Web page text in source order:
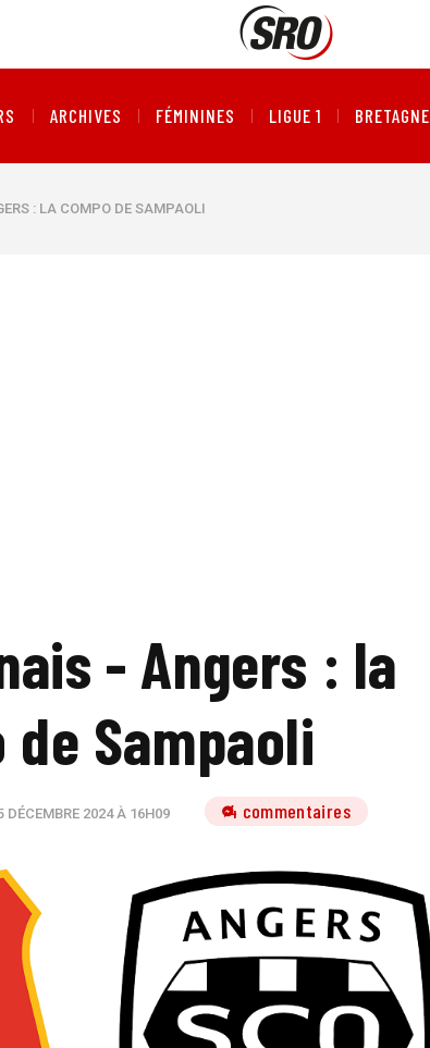
ARCHIVES FÉMININES LIGUE 1 BRETAGNE
: LA COMPO DE SAMPAOLI
- Angers : la
Sampaoli
DÉCEMBRE 2024 À 16H09 4 commentaires